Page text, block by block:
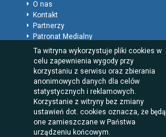
O nas
Kontakt
Partnerzy
Patronat Medialny
Polityka prywatności
Regulamin
Reklama
Rodzaje wpisów dla firm
Ta witryna wykorzystuje pliki cookies w
celu zapewnienia wygody przy
korzystaniu z serwisu oraz zbierania
anonimowych danych dla celów
statystycznych i reklamowych.
Korzystanie z witryny bez zmiany
ustawień dot. cookies oznacza, że będą
one zamieszczane w Państwa
urządzeniu końcowym.